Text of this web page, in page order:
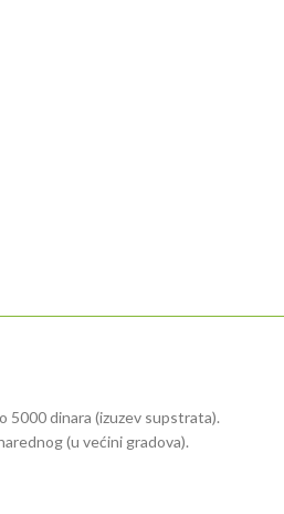
5000 dinara (izuzev supstrata).
(u većini gradova).